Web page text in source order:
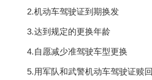
2.机动车驾驶证到期换发
3.达到规定的更换年龄
4.自愿减少准驾驶车型更换
5.用军队和武警机动车驾驶证赎回